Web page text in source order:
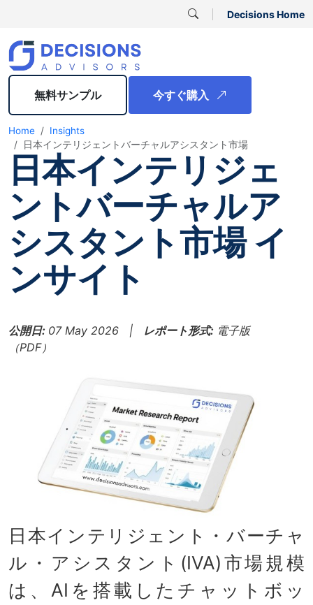
Decisions Home
無料サンプル 今すぐ購入
Home
Insights
日本インテリジェントバーチャルアシスタント市場
日本インテリジェ
ントバーチャルア
シスタント市場 イ
ンサイト
公開日: 07 May 2026 | レポート形式: 電子版
（PDF）
日本インテリジェント・バーチャ
ル・アシスタント(IVA)市場規模
は、AIを搭載したチャットボッ